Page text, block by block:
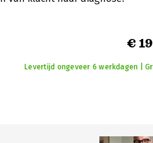
€
Levertijd ongeveer 6 werkdagen |